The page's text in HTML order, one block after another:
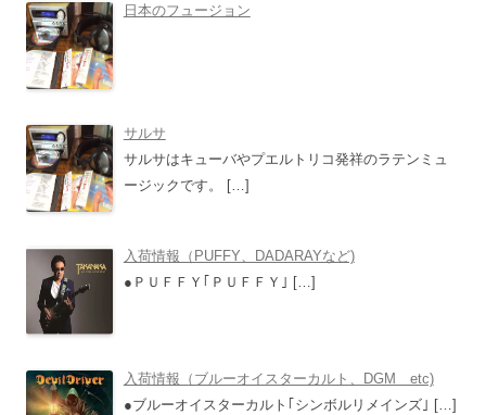
日本のフュージョン
サルサ
サルサはキューバやプエルトリコ発祥のラテンミュ
ージックです。
[…]
入荷情報（PUFFY、DADARAYなど)
●ＰＵＦＦＹ｢ＰＵＦＦＹ｣ […]
入荷情報（ブルーオイスターカルト、DGM etc)
●ブルーオイスターカルト｢シンボルリメインズ｣ […]